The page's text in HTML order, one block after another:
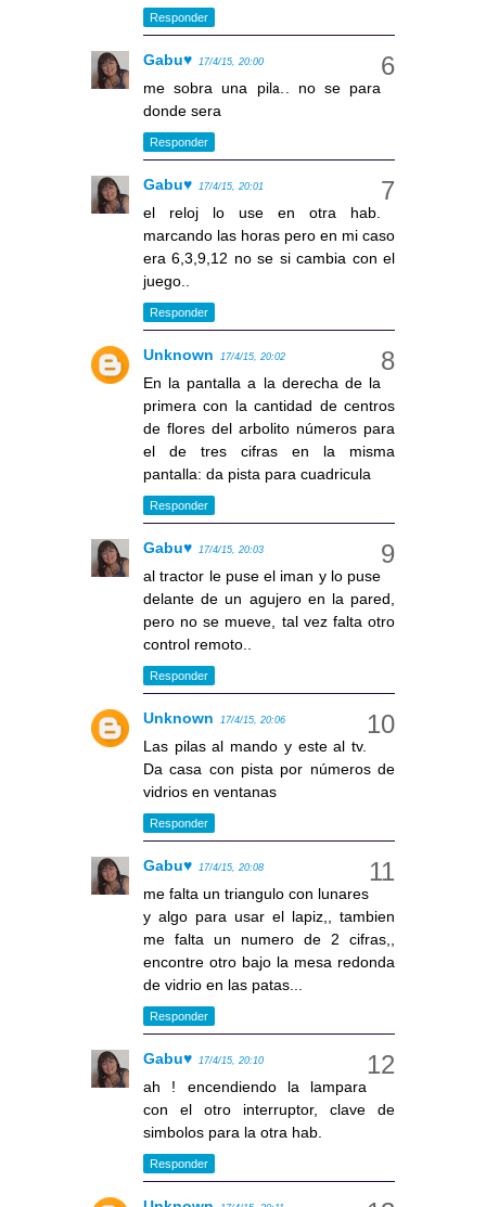
Responder
Gabu♥ 17/4/15, 20:00
me sobra una pila.. no se para
donde sera
Responder
Gabu♥ 17/4/15, 20:01
el reloj lo use en otra hab.
marcando las horas pero en mi caso
era 6,3,9,12 no se si cambia con el
juego..
Responder
Unknown 17/4/15, 20:02
En la pantalla a la derecha de la
primera con la cantidad de centros
de flores del arbolito números para
el de tres cifras en la misma
pantalla: da pista para cuadricula
Responder
Gabu♥ 17/4/15, 20:03
al tractor le puse el iman y lo puse
delante de un agujero en la pared,
pero no se mueve, tal vez falta otro
control remoto..
Responder
Unknown 17/4/15, 20:06
Las pilas al mando y este al tv.
Da casa con pista por números de
vidrios en ventanas
Responder
Gabu♥ 17/4/15, 20:08
me falta un triangulo con lunares
y algo para usar el lapiz,, tambien
me falta un numero de 2 cifras,,
encontre otro bajo la mesa redonda
de vidrio en las patas...
Responder
Gabu♥ 17/4/15, 20:10
ah ! encendiendo la lampara
con el otro interruptor, clave de
simbolos para la otra hab.
Responder